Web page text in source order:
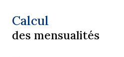
Calcul
des mensualités